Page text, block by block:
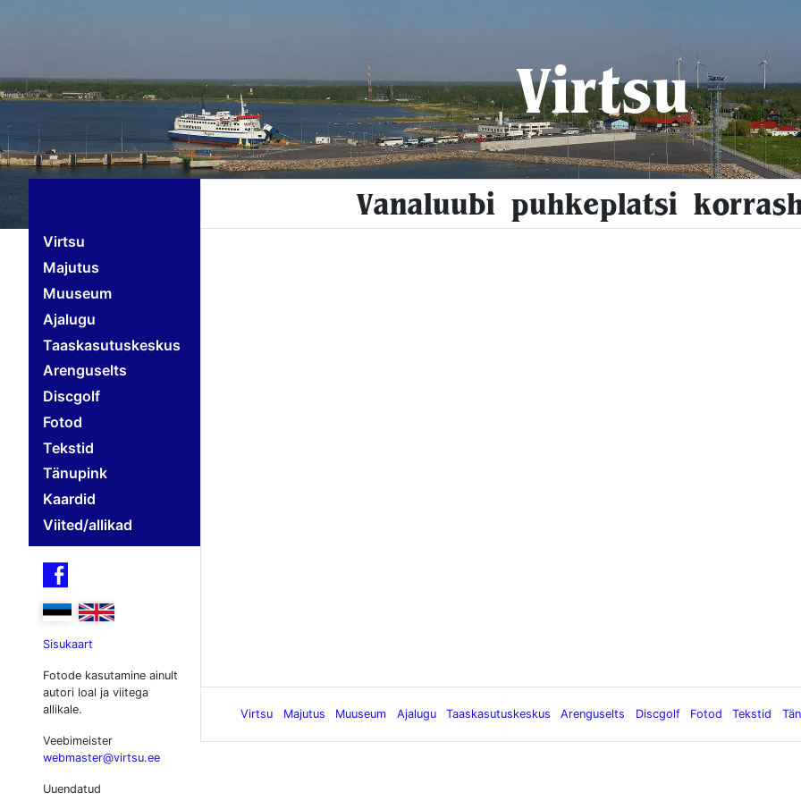
Virtsu
Virtsu
Majutus
Muuseum
Ajalugu
Taaskasutuskeskus
Arenguselts
Discgolf
Fotod
Tekstid
Tänupink
Kaardid
Viited/allikad

Sisukaart
Fotode kasutamine ainult
autori loal ja viitega
allikale.
Veebimeister
webmaster@virtsu.ee
Uuendatud
Vanaluubi puhkeplatsi
Virtsu Majutus Muuseum Ajalugu Taaskasutuskeskus Arenguselts Discgolf Fotod Tekstid